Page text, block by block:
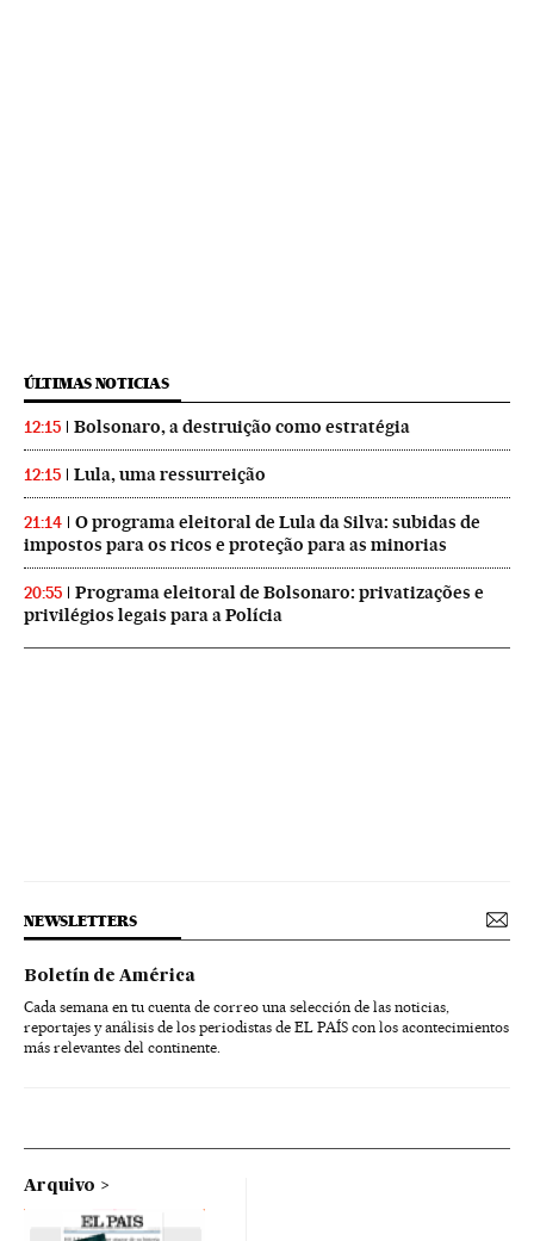
ÚLTIMAS NOTICIAS
12:15 Bolsonaro, a destruição como estratégia
12:15 Lula, uma ressurreição
21:14
O programa eleitoral de Lula da Silva: subidas de
impostos para os ricos e proteção para as minorias
20:55
Programa eleitoral de Bolsonaro: privatizações e
privilégios legais para a Polícia
NEWSLETTERS
Boletín de América
Cada semana en tu cuenta de correo una selección de las noticias,
reportajes y análisis de los periodistas de EL PAÍS con los acontecimientos
más relevantes del continente.
Arquivo